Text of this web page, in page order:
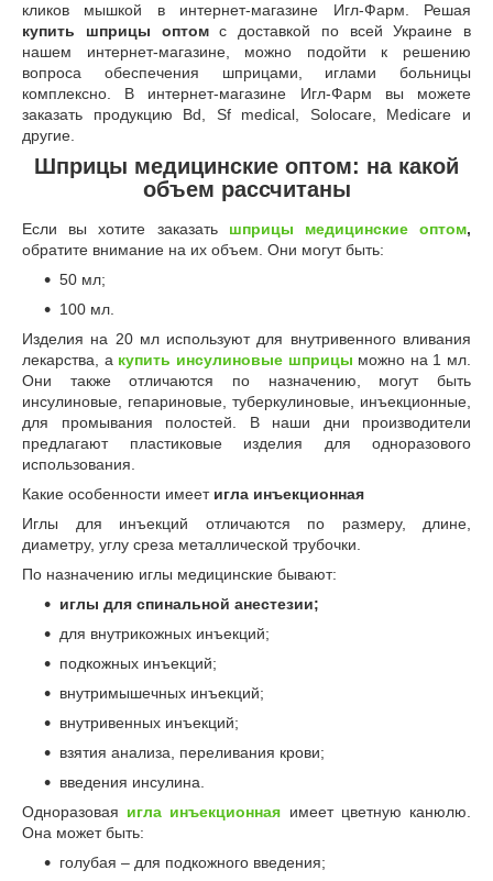
кликов мышкой в интернет-магазине Игл-Фарм. Решая
купить шприцы оптомс доставкой по всей Украине в
нашем интернет-магазине, можно подойти к решению
вопроса обеспечения шприцами, иглами больницы
комплексно. В интернет-магазине Игл-Фарм вы можете
заказать продукцию Вd, Sf medical, Solocare, Мedicare и
другие.
Шприцы медицинские оптом: на какой
объем рассчитаны
Если вы хотите заказать шприцы медицинские оптом,
обратите внимание на их объем. Они могут быть:
50 мл;
100 мл.
Изделия на 20 мл используют для внутривенного вливания
лекарства, а купить инсулиновые шприцы можно на 1 мл.
Они также отличаются по назначению, могут быть
инсулиновые, гепариновые, туберкулиновые, инъекционные,
для промывания полостей. В наши дни производители
предлагают пластиковые изделия для одноразового
использования.
Какие особенности имеет игла инъекционная
Иглы для инъекций отличаются по размеру, длине,
диаметру, углу среза металлической трубочки.
По назначению иглы медицинские бывают:
иглы для спинальной анестезии;
для внутрикожных инъекций;
подкожных инъекций;
внутримышечных инъекций;
внутривенных инъекций;
взятия анализа, переливания крови;
введения инсулина.
Одноразовая игла инъекционная имеет цветную канюлю.
Она может быть:
голубая – для подкожного введения;